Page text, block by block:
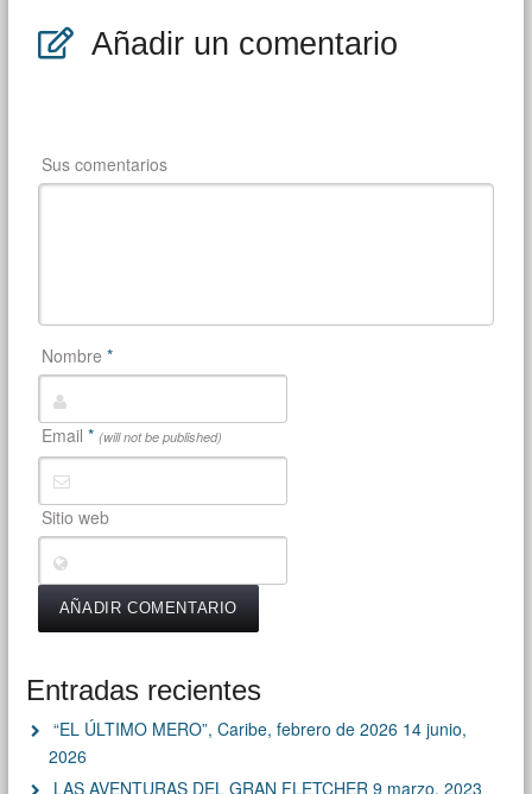
Añadir un comentario
Sus comentarios
Nombre *
Email * (will not be published)
Sitio web
Entradas recientes
“EL ÚLTIMO MERO”, Caribe, febrero de 2026 14 junio,
2026
LAS AVENTURAS DEL GRAN FLETCHER 9 marzo, 2023